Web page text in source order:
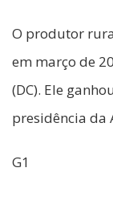
O produtor
em março de
(DC). Ele
presidência da
G1